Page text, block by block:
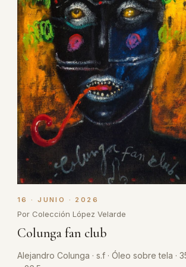
16 · JUNIO · 2026
Por Colección López Velarde
Colunga fan club
Alejandro Colunga · s.f · Óleo sobre tela ·